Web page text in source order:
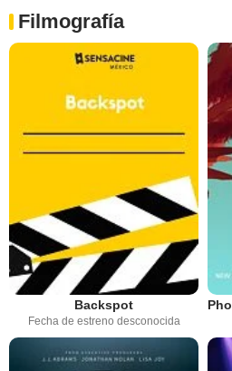
Filmografía
Backspot
Fecha de estreno desconocida